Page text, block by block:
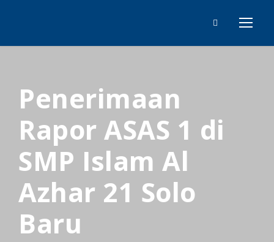
Penerimaan
Rapor ASAS 1 di
SMP Islam Al
Azhar 21 Solo
Baru